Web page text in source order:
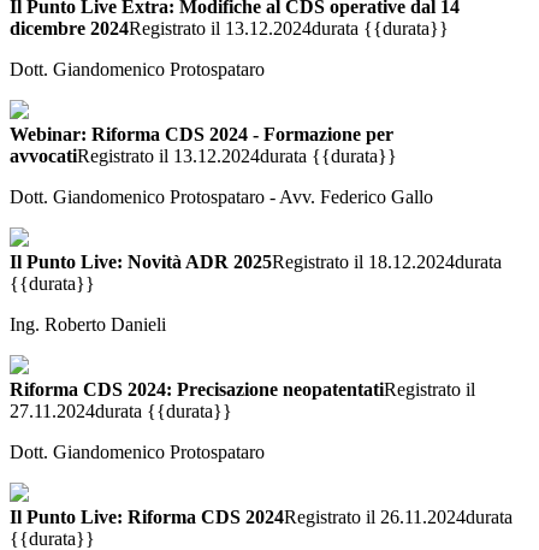
Il Punto Live Extra: Modifiche al CDS operative dal 14
dicembre 2024Registrato il 13.12.2024durata {{durata}}
Dott. Giandomenico Protospataro
Webinar: Riforma CDS 2024 - Formazione per
avvocatiRegistrato il 13.12.2024durata {{durata}}
Dott. Giandomenico Protospataro - Avv. Federico Gallo
Il Punto Live: Novità ADR 2025Registrato il 18.12.2024durata
{{durata}}
Ing. Roberto Danieli
Riforma CDS 2024: Precisazione neopatentatiRegistrato il
27.11.2024durata {{durata}}
Dott. Giandomenico Protospataro
Il Punto Live: Riforma CDS 2024Registrato il 26.11.2024durata
{{durata}}